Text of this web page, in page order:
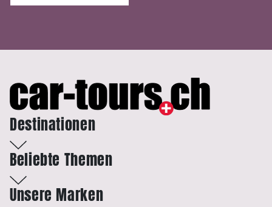
Destinationen
Beliebte Themen
Unsere Marken